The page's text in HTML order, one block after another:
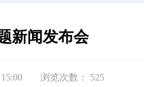
新闻发布会
浏览次数： 525